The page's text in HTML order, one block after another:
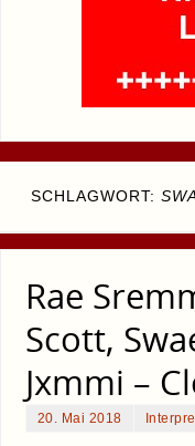
SCHLAGWORT:
Rae
Scott,
Jxmmi –
20. Mai 2018